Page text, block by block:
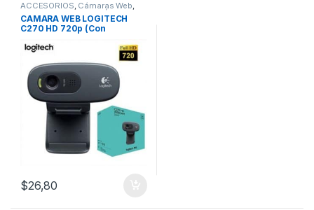
ACCESORIOS, Cámaras Web,
Componentes, PERIFÉRICOS
Webcam
CAMARA WEB LOGITECH
C270 HD 720p (Con
$26,80